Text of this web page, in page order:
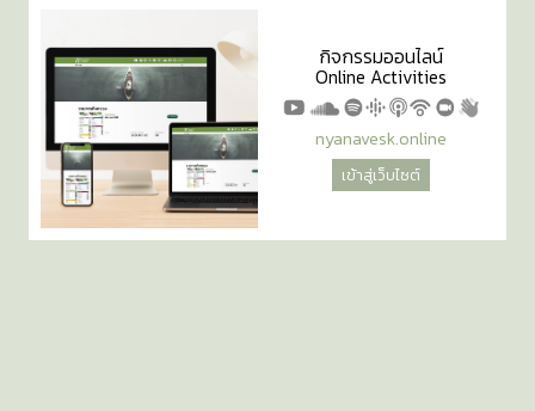
กิจกรรมออนไลน์
Online Activities
nyanavesk.online
เข้าสู่เว็บไซต์